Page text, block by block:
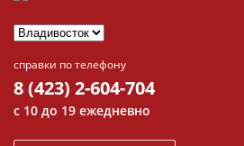
справки по телефону
8 (423) 2-604-704
с 10 до 19 ежедневно